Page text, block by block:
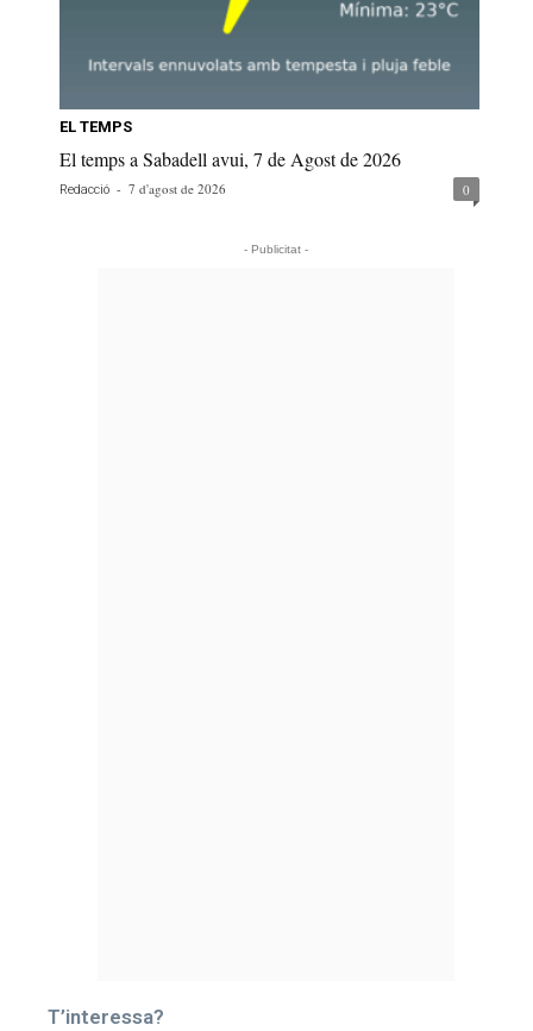
EL TEMPS
El temps a Sabadell avui, 7 de Agost de 2026
Redacció - 7 d'agost de 2026 0
- Publicitat -
T’interessa?